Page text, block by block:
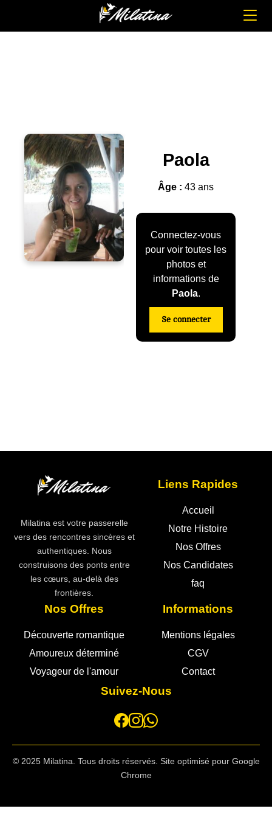
Paola
Âge : 43 ans
Connectez-vous
pour voir toutes les
photos et
informations de
Paola.
Se connecter
Milatina est votre passerelle
vers des rencontres sincères et
authentiques. Nous
construisons des ponts entre
les cœurs, au-delà des
frontières.
Liens Rapides
Accueil
Notre Histoire
Nos Offres
Nos Candidates
faq
Nos Offres
Découverte romantique
Amoureux déterminé
Voyageur de l'amour
Informations
Mentions légales
CGV
Contact
Suivez-Nous
© 2025 Milatina. Tous droits réservés. Site optimisé pour Google
Chrome